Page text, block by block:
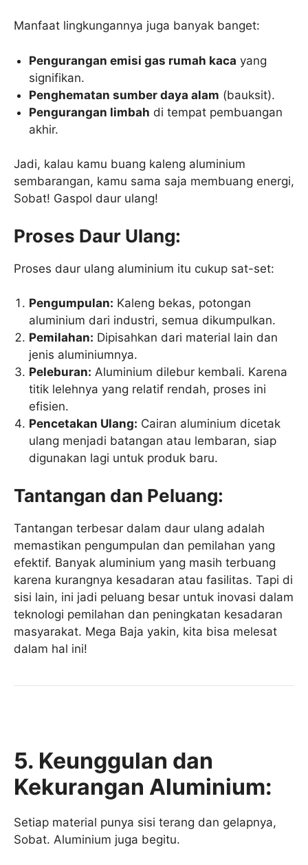
Manfaat lingkungannya juga banyak banget:
Pengurangan emisi gas rumah kaca yang
signifikan.
Penghematan sumber daya alam (bauksit).
Pengurangan limbah di tempat pembuangan
akhir.
Jadi, kalau kamu buang kaleng aluminium
sembarangan, kamu sama saja membuang energi,
Sobat! Gaspol daur ulang!
Proses Daur Ulang:
Proses daur ulang aluminium itu cukup sat-set:
Pengumpulan: Kaleng bekas, potongan
aluminium dari industri, semua dikumpulkan.
Pemilahan: Dipisahkan dari material lain dan
jenis aluminiumnya.
Peleburan: Aluminium dilebur kembali. Karena
titik lelehnya yang relatif rendah, proses ini
efisien.
Pencetakan Ulang: Cairan aluminium dicetak
ulang menjadi batangan atau lembaran, siap
digunakan lagi untuk produk baru.
Tantangan dan Peluang:
Tantangan terbesar dalam daur ulang adalah
memastikan pengumpulan dan pemilahan yang
efektif. Banyak aluminium yang masih terbuang
karena kurangnya kesadaran atau fasilitas. Tapi di
sisi lain, ini jadi peluang besar untuk inovasi dalam
teknologi pemilahan dan peningkatan kesadaran
masyarakat. Mega Baja yakin, kita bisa melesat
dalam hal ini!
5. Keunggulan dan
Kekurangan Aluminium:
Setiap material punya sisi terang dan gelapnya,
Sobat. Aluminium juga begitu.